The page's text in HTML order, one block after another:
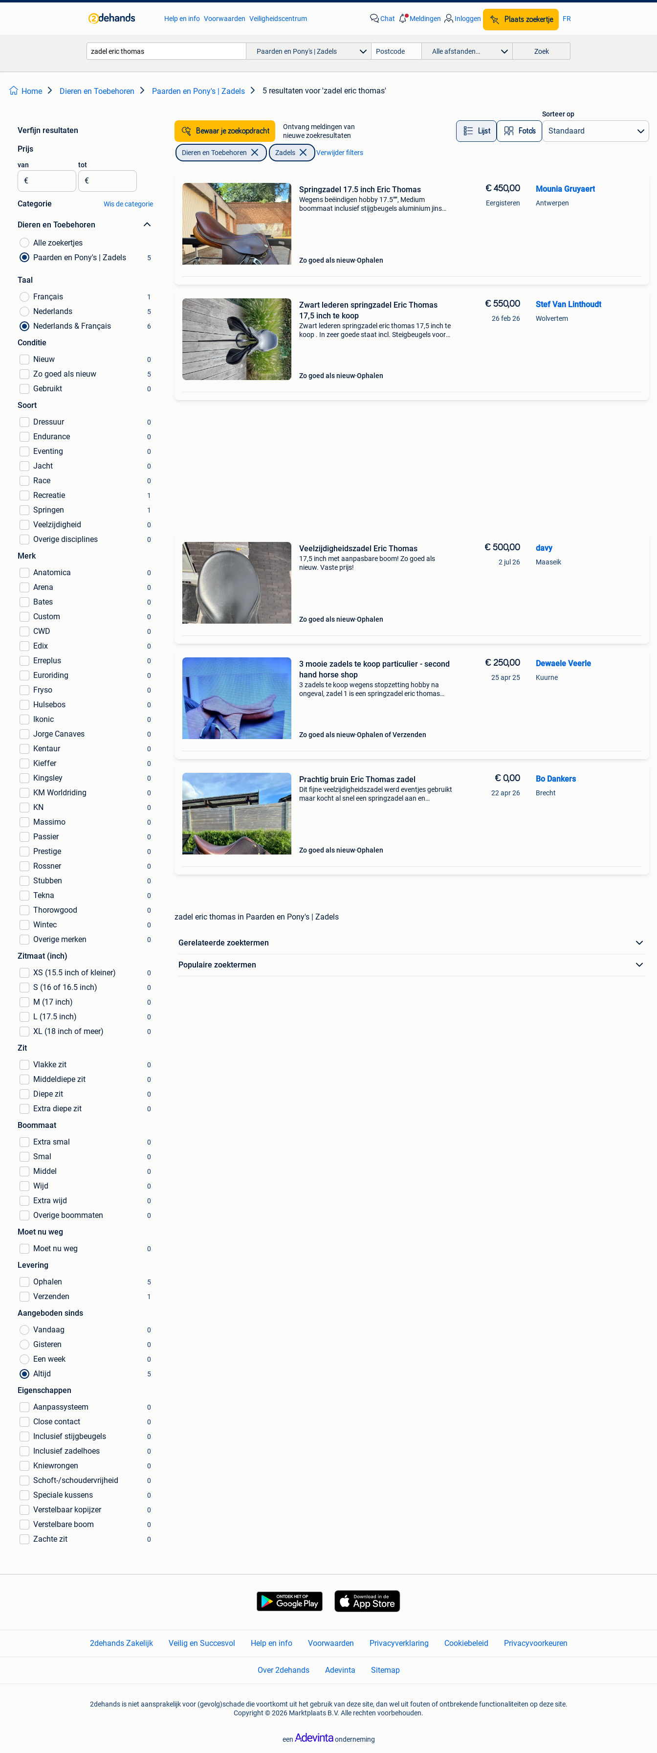
Help en info Voorwaarden Veiligheidscentrum Chat Meldingen Inloggen Plaats zoekertje FR
Paarden en Pony's | Zadels Alle afstanden… Zoek
Home Dieren en Toebehoren Paarden en Pony's | Zadels 5 resultaten voor 'zadel eric thomas'
Verfijn resultaten
Prijs
van
€
tot
€
Categorie Wis de categorie
Dieren en Toebehoren
Alle zoekertjes
Paarden en Pony's | Zadels
5
Taal
Français
1
Nederlands 5
Nederlands & Français 6
Conditie
Nieuw
0
Zo goed als nieuw 5
Gebruikt 0
Soort
Dressuur
0
Endurance 0
Eventing 0
Jacht 0
Race 0
Recreatie 1
Springen 1
Veelzijdigheid 0
Overige disciplines 0
Merk
Anatomica
0
Arena 0
Bates 0
Custom 0
CWD 0
Edix 0
Erreplus 0
Euroriding 0
Fryso 0
Hulsebos 0
Ikonic 0
Jorge Canaves 0
Kentaur 0
Kieffer 0
Kingsley 0
KM Worldriding 0
KN 0
Massimo 0
Passier 0
Prestige 0
Rossner 0
Stubben 0
Tekna 0
Thorowgood 0
Wintec 0
Overige merken 0
Zitmaat (inch)
XS (15.5 inch of kleiner)
0
S (16 of 16.5 inch) 0
M (17 inch) 0
L (17.5 inch) 0
XL (18 inch of meer) 0
Zit
Vlakke zit
0
Middeldiepe zit 0
Diepe zit 0
Extra diepe zit 0
Boommaat
Extra smal
0
Smal 0
Middel 0
Wijd 0
Extra wijd 0
Overige boommaten 0
Moet nu weg
Moet nu weg
0
Levering
Ophalen
5
Verzenden 1
Aangeboden sinds
Vandaag
0
Gisteren 0
Een week 0
Altijd 5
Eigenschappen
Aanpassysteem
0
Close contact 0
Inclusief stijgbeugels 0
Inclusief zadelhoes 0
Kniewrongen 0
Schoft-/schoudervrijheid 0
Speciale kussens 0
Verstelbaar kopijzer 0
Verstelbare boom 0
Zachte zit 0
Bewaar je zoekopdracht
Ontvang meldingen van
nieuwe zoekresultaten
Lijst Foto’s
Sorteer op
Dieren en Toebehoren Zadels Verwijder filters
Springzadel 17.5 inch Eric Thomas
Wegens beëindigen hobby 17.5””, Medium
boommaat inclusief stijgbeugels aluminium jins
Zo goed als nieuw Ophalen
€ 450,00
Eergisteren
Mounia Gruyaert
Antwerpen
Zwart lederen springzadel Eric Thomas
17,5 inch te koop
Zwart lederen springzadel eric thomas 17,5 inch te
koop . In zeer goede staat incl. Steigbeugels voor
Zo goed als nieuw Ophalen
€ 550,00
26 feb 26
Stef Van Linthoudt
Wolvertem
Veelzijdigheidszadel Eric Thomas
17,5 inch met aanpasbare boom! Zo goed als
nieuw. Vaste prijs!
Zo goed als nieuw Ophalen
€ 500,00
2 jul 26
davy
Maaseik
3 mooie zadels te koop particulier - second
hand horse shop
3 zadels te koop wegens stopzetting hobby na
ongeval, zadel 1 is een springzadel eric thomas
Zo goed als nieuw Ophalen of Verzenden
€ 250,00
25 apr 25
Dewaele Veerle
Kuurne
Prachtig bruin Eric Thomas zadel
Dit fijne veelzijdigheidszadel werd eventjes gebruikt
maar kocht al snel een springzadel aan en
Zo goed als nieuw Ophalen
€ 0,00
22 apr 26
Bo Dankers
Brecht
zadel eric thomas in Paarden en Pony's | Zadels
Gerelateerde zoektermen
Populaire zoektermen
2dehands Zakelijk Veilig en Succesvol Help en info Voorwaarden Privacyverklaring Cookiebeleid Privacyvoorkeuren
Over 2dehands Adevinta Sitemap
2dehands is niet aansprakelijk voor (gevolg)schade die voortkomt uit het gebruik van deze site, dan wel uit fouten of ontbrekende functionaliteiten op deze site.
Copyright © 2026 Marktplaats B.V. Alle rechten voorbehouden.
een onderneming